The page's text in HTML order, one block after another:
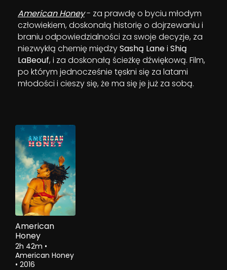
American Honey- za prawdę o byciu młodym
człowiekiem, doskonałą historię o dojrzewaniu i
braniu odpowiedzialności za swoje decyzje, za
niezwykłą chemię międzySashą Lanei Shią
LaBeouf, i za doskonałą ścieżkę dźwiękową. Film,
po którym jednocześnie tęskni się za latami
młodości i cieszy się, że ma się je już za sobą.
American
Honey
2h 42m •
American Honey
• 2016